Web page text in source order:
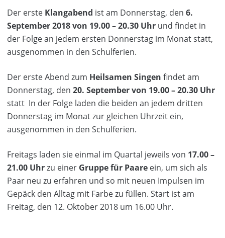
Der erste Klangabend ist am Donnerstag, den 6.
September 2018 von 19.00 – 20.30 Uhr und findet in
der Folge an jedem ersten Donnerstag im Monat statt,
ausgenommen in den Schulferien.
Der erste Abend zum Heilsamen Singen findet am
Donnerstag, den 20. September von 19.00 – 20.30 Uhr
statt In der Folge laden die beiden an jedem dritten
Donnerstag im Monat zur gleichen Uhrzeit ein,
ausgenommen in den Schulferien.
Freitags laden sie einmal im Quartal jeweils von 17.00 –
21.00 Uhrzu einer Gruppe für Paare ein, um sich als
Paar neu zu erfahren und so mit neuen Impulsen im
Gepäck den Alltag mit Farbe zu füllen. Start ist am
Freitag, den 12. Oktober 2018 um 16.00 Uhr.